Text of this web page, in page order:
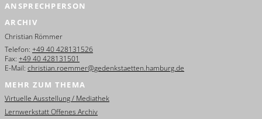
ANSPRECHPERSON
ARCHIV
Christian Römmer
Telefon: +49 40 428131526
Fax: +49 40 428131501
E-Mail: christian.roemmer@gedenkstaetten.hamburg.de
MEHR ZUM THEMA
Virtuelle Ausstellung / Mediathek
Lernwerkstatt Offenes Archiv